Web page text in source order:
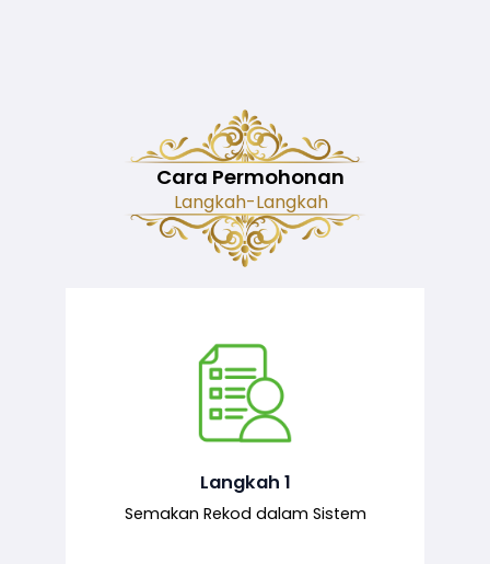
Cara Permohonan
Langkah-Langkah
Langkah 1
Semakan Rekod dalam Sistem
Semakan ke atas sejarah permohonan
yang pernah dibuat oleh pemohon,